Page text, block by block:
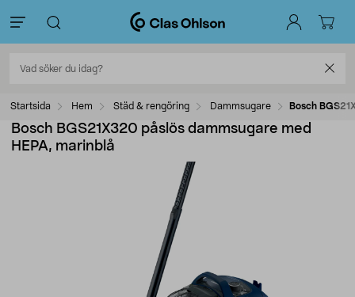
Startsida Hem Städ & rengöring Dammsugare Bosch
Bosch BGS21X320 påslös dammsugare med
HEPA, marinblå